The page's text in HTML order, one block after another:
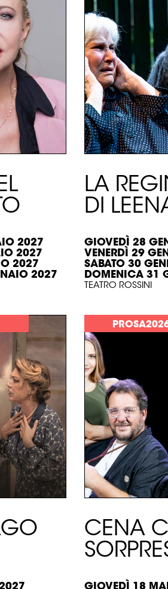
2027
2027
2027
2027
LA
DI
GIOVEDÌ 28
VENERDÌ 29
SABATO 30
DOMENICA 31
TEATRO ROSSINI
SCOPRI >
CENA